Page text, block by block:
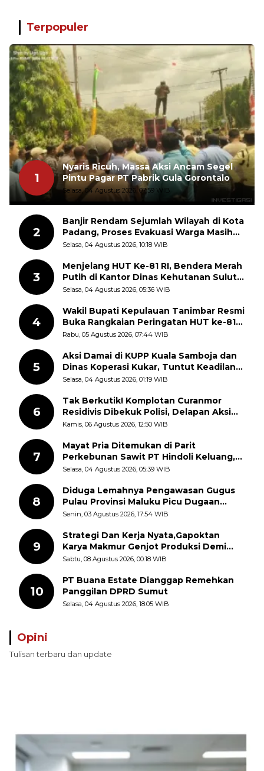
Terpopuler
1
Nyaris Ricuh, Massa Aksi Ancam Segel
Pintu Pagar PT Pabrik Gula Gorontalo
Selasa, 04 Agustus 2026, 07:59 WIB
2
Banjir Rendam Sejumlah Wilayah di Kota
Padang, Proses Evakuasi Warga Masih
Berlangsung
Selasa, 04 Agustus 2026, 10:18 WIB
3
Menjelang HUT Ke-81 RI, Bendera Merah
Putih di Kantor Dinas Kehutanan Sulut
Disorot Warga
Selasa, 04 Agustus 2026, 05:36 WIB
4
Wakil Bupati Kepulauan Tanimbar Resmi
Buka Rangkaian Peringatan HUT ke-81
Kemerdekaan RI, ASN Diajak Perkuat
Rabu, 05 Agustus 2026, 07:44 WIB
5
Aksi Damai di KUPP Kuala Samboja dan
Dinas Koperasi Kukar, Tuntut Keadilan
dan Kesempatan Kerja yang Adil
Selasa, 04 Agustus 2026, 01:19 WIB
6
Tak Berkutik! Komplotan Curanmor
Residivis Dibekuk Polisi, Delapan Aksi
Curanmor Di Candipuro Terungkap
Kamis, 06 Agustus 2026, 12:50 WIB
7
Mayat Pria Ditemukan di Parit
Perkebunan Sawit PT Hindoli Keluang,
Polisi Selidiki Penyebab Kematian
Selasa, 04 Agustus 2026, 05:39 WIB
8
Diduga Lemahnya Pengawasan Gugus
Pulau Provinsi Maluku Picu Dugaan
Pungli terhadap Nelayan Bale-Bale di
Senin, 03 Agustus 2026, 17:54 WIB
9
Strategi Dan Kerja Nyata,Gapoktan
Karya Makmur Genjot Produksi Demi
Swasembada Pangan
Sabtu, 08 Agustus 2026, 00:18 WIB
10
PT Buana Estate Dianggap Remehkan
Panggilan DPRD Sumut
Selasa, 04 Agustus 2026, 18:05 WIB
Opini
Tulisan terbaru dan update